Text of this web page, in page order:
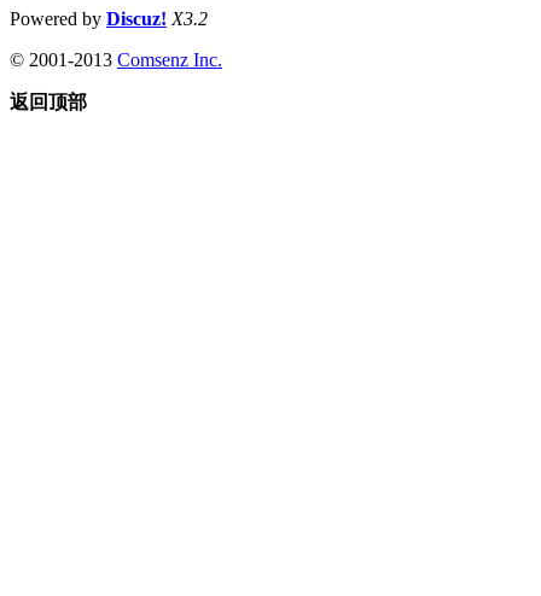
Powered by Discuz! X3.2
© 2001-2013 Comsenz Inc.
返回顶部